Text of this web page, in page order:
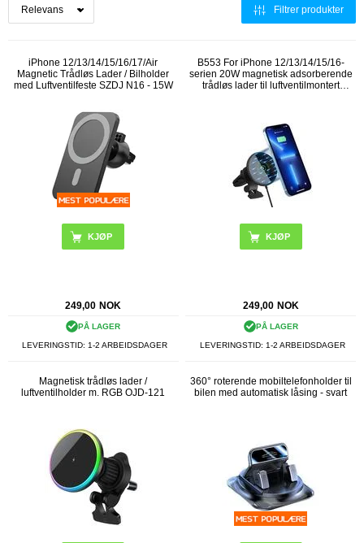
Filtrer produkter
iPhone 12/13/14/15/16/17/Air
Magnetic Trådløs Lader / Bilholder
med Luftventilfeste SZDJ N16 - 15W
249,00 NOK
PÅ LAGER
LEVERINGSTID: 1-2 ARBEIDSDAGER
B553 For iPhone 12/13/14/15/16-
serien 20W magnetisk adsorberende
trådløs lader til luftventilmontert
249,00 NOK
PÅ LAGER
LEVERINGSTID: 1-2 ARBEIDSDAGER
Magnetisk trådløs lader /
luftventilholder m. RGB OJD-121
360° roterende mobiltelefonholder til
bilen med automatisk låsing - svart